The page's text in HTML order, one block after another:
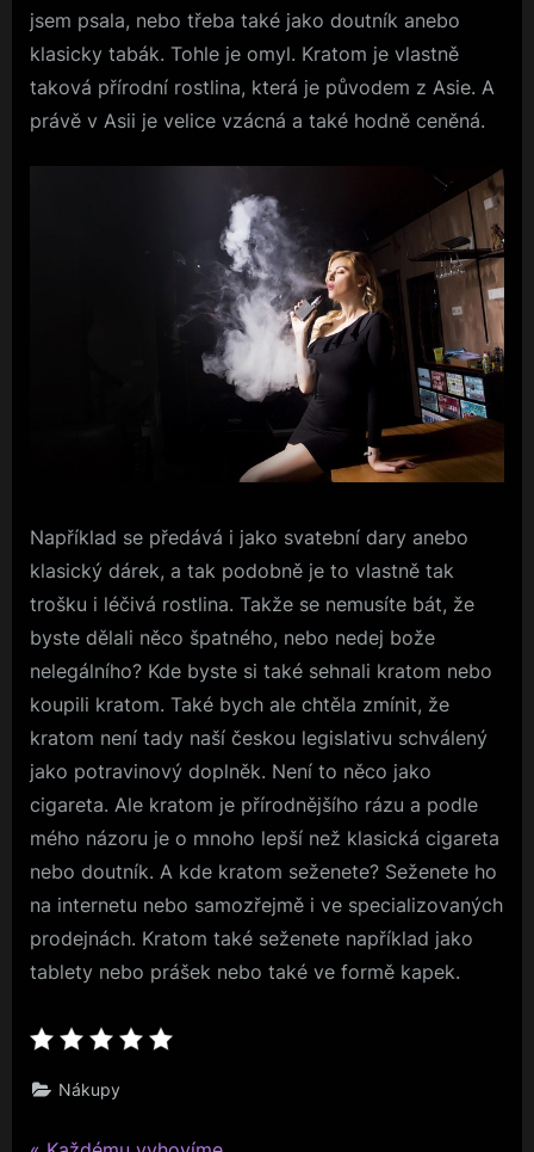
jsem psala, nebo třeba také jako doutník anebo
klasicky tabák. Tohle je omyl. Kratom je vlastně
taková přírodní rostlina, která je původem z Asie. A
právě v Asii je velice vzácná a také hodně ceněná.
Například se předává i jako svatební dary anebo
klasický dárek, a tak podobně je to vlastně tak
trošku i léčivá rostlina. Takže se nemusíte bát, že
byste dělali něco špatného, nebo nedej bože
nelegálního? Kde byste si také sehnali kratom nebo
koupili kratom. Také bych ale chtěla zmínit, že
kratom není tady naší českou legislativu schválený
jako potravinový doplněk. Není to něco jako
cigareta. Ale kratom je přírodnějšího rázu a podle
mého názoru je o mnoho lepší než klasická cigareta
nebo doutník. A kde kratom seženete? Seženete ho
na internetu nebo samozřejmě i ve specializovaných
prodejnách. Kratom také seženete například jako
tablety nebo prášek nebo také ve formě kapek.
Nákupy